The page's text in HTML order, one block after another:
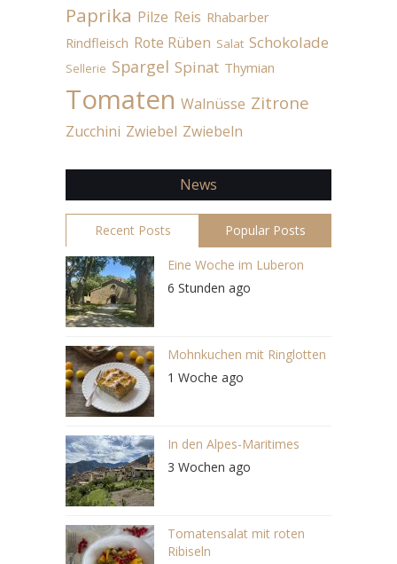
Paprika Pilze Reis Rhabarber
Rindfleisch Rote Rüben Salat Schokolade
Sellerie Spargel Spinat Thymian
Tomaten Walnüsse Zitrone
Zucchini Zwiebel Zwiebeln
News
Recent Posts Popular Posts
Eine Woche im Luberon
6 Stunden ago
Mohnkuchen mit Ringlotten
1 Woche ago
In den Alpes-Maritimes
3 Wochen ago
Tomatensalat mit roten
Ribiseln